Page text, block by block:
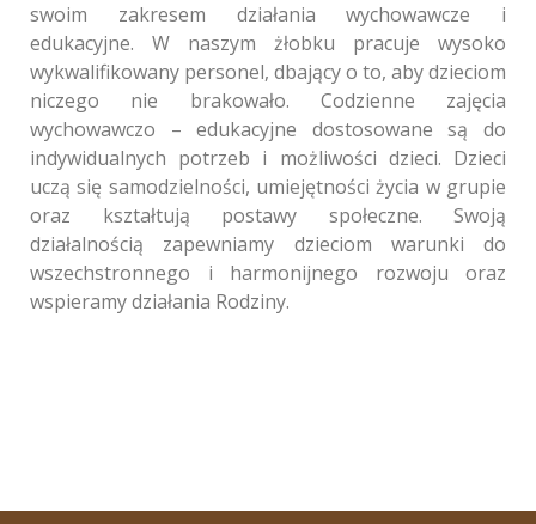
swoim zakresem działania wychowawcze i
edukacyjne. W naszym żłobku pracuje wysoko
wykwalifikowany personel, dbający o to, aby dzieciom
niczego nie brakowało. Codzienne zajęcia
wychowawczo – edukacyjne dostosowane są do
indywidualnych potrzeb i możliwości dzieci. Dzieci
uczą się samodzielności, umiejętności życia w grupie
oraz kształtują postawy społeczne. Swoją
działalnością zapewniamy dzieciom warunki do
wszechstronnego i harmonijnego rozwoju oraz
wspieramy działania Rodziny.